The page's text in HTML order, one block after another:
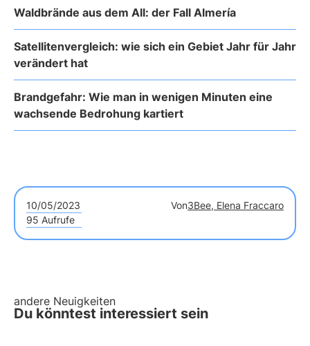
Waldbrände aus dem All: der Fall Almería
Satellitenvergleich: wie sich ein Gebiet Jahr für Jahr
verändert hat
Brandgefahr: Wie man in wenigen Minuten eine
wachsende Bedrohung kartiert
10/05/2023 Von3Bee, Elena Fraccaro
95 Aufrufe
andere Neuigkeiten
Du könntest interessiert sein